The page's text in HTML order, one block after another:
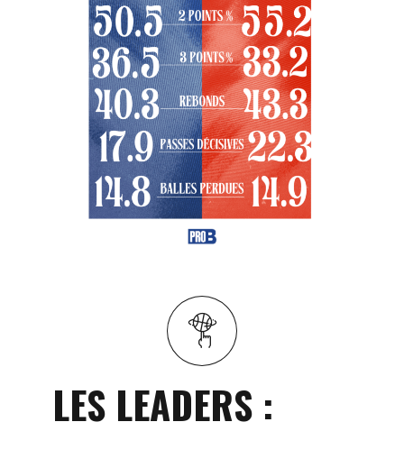
LES LEADERS :